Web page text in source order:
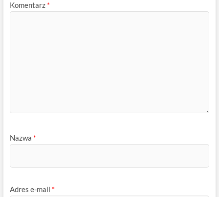
Komentarz *
Nazwa *
Adres e-mail *